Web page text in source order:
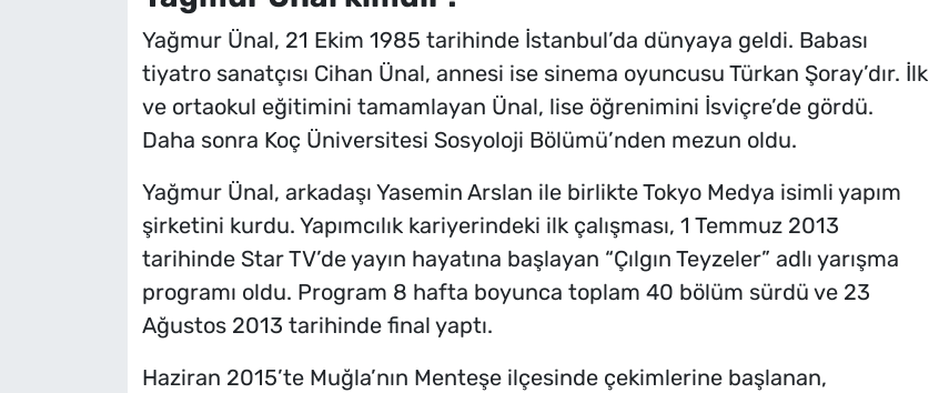
Yağmur Ünal, 21 Ekim 1985 tarihinde İstanbul’da dünyaya geldi. Babası
tiyatro sanatçısı Cihan Ünal, annesi ise sinema oyuncusu Türkan Şoray’dır. İlk
ve ortaokul eğitimini tamamlayan Ünal, lise öğrenimini İsviçre’de gördü.
Daha sonra Koç Üniversitesi Sosyoloji Bölümü’nden mezun oldu.
Yağmur Ünal, arkadaşı Yasemin Arslan ile birlikte Tokyo Medya isimli yapım
şirketini kurdu. Yapımcılık kariyerindeki ilk çalışması, 1 Temmuz 2013
tarihinde Star TV’de yayın hayatına başlayan “Çılgın Teyzeler” adlı yarışma
programı oldu. Program 8 hafta boyunca toplam 40 bölüm sürdü ve 23
Ağustos 2013 tarihinde final yaptı.
Haziran 2015’te Muğla’nın Menteşe ilçesinde çekimlerine başlanan,